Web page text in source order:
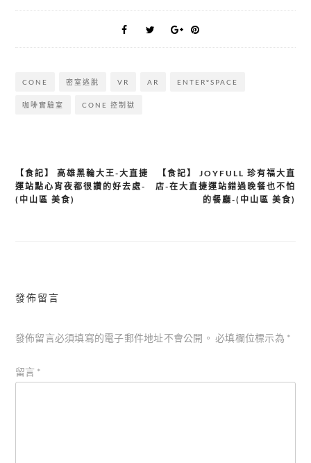
CONE 密室逃脫 VR AR ENTER°SPACE
咖啡實驗室 CONE 控制獄
文
章
【食記】 高雄黑輪大王-大直捷
運站點心宵夜都很讚的好去處-
(中山區 美食)
【食記】 JOYFULL 珍有福大直
店-在大直捷運站錯過晚餐也不怕
的餐廳-(中山區 美食)
發佈留言
發佈留言必須填寫的電子郵件地址不會公開。 必填欄位標示為 *
留言 *